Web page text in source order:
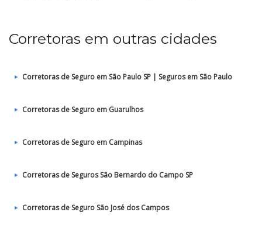
Corretoras em outras cidades
Corretoras de Seguro em São Paulo SP | Seguros em São Paulo
Corretoras de Seguro em Guarulhos
Corretoras de Seguro em Campinas
Corretoras de Seguros São Bernardo do Campo SP
Corretoras de Seguro São José dos Campos